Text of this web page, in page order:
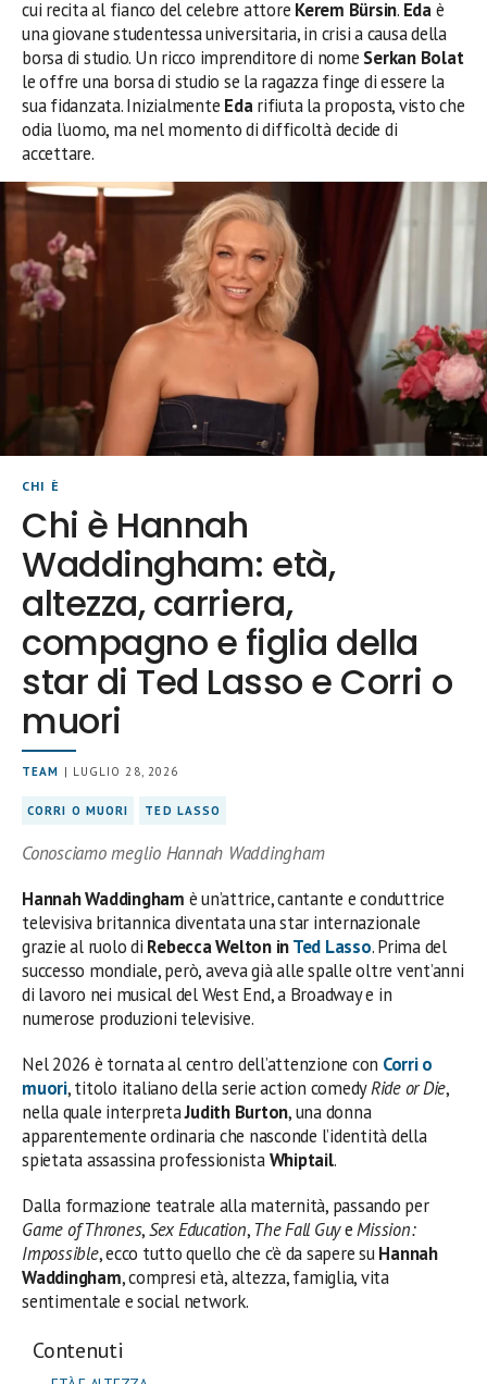
cui recita al fianco del celebre attore Kerem Bürsin. Edaè
una giovane studentessa universitaria, in crisi a causa della
borsa di studio. Un ricco imprenditore di nome Serkan Bolat
le offre una borsa di studio se la ragazza finge di essere la
sua fidanzata. Inizialmente Edarifiuta la proposta, visto che
odia l’uomo, ma nel momento di difficoltà decide di
accettare.
CHI È
Chi è Hannah
Waddingham: età,
altezza, carriera,
compagno e figlia della
star di Ted Lasso e Corri o
muori
TEAM | LUGLIO 28, 2026
CORRI O MUORI TED LASSO
Conosciamo meglio Hannah Waddingham
Hannah Waddingham è un’attrice, cantante e conduttrice
televisiva britannica diventata una star internazionale
grazie al ruolo di Rebecca Welton inTed Lasso. Prima del
successo mondiale, però, aveva già alle spalle oltre vent’anni
di lavoro nei musical del West End, a Broadway e in
numerose produzioni televisive.
Nel 2026 è tornata al centro dell’attenzione con Corri o
muori, titolo italiano della serie action comedyRide or Die,
nella quale interpretaJudith Burton, una donna
apparentemente ordinaria che nasconde l’identità della
spietata assassina professionistaWhiptail.
Dalla formazione teatrale alla maternità, passando per
Game of Thrones,Sex Education, The Fall GuyeMission:
Impossible, ecco tutto quello che c’è da sapere suHannah
Waddingham, compresi età, altezza, famiglia, vita
sentimentale e social network.
Contenuti